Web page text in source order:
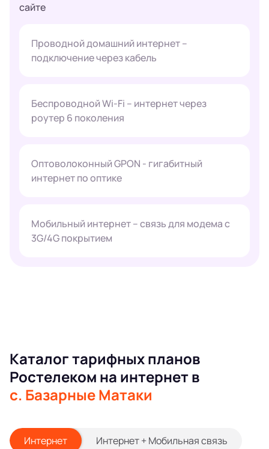
сайте
Проводной домашний интернет –
подключение через кабель
Беспроводной Wi-Fi – интернет через
роутер 6 поколения
Оптоволоконный GPON - гигабитный
интернет по оптике
Мобильный интернет – связь для модема с
3G/4G покрытием
Каталог тарифных планов
Ростелеком на интернет в
с. Базарные Матаки
Интернет Интернет + Мобильная связь